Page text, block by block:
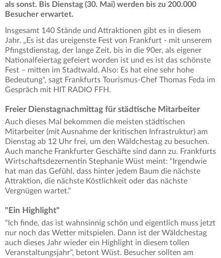
als sonst. Bis Dienstag (30. Mai) werden bis zu 200.000
Besucher erwartet.
Insgesamt 140 Stände und Attraktionen gibt es in diesem
Jahr. „Es ist das ureigenste Fest von Frankfurt - mit unserem
Pfingstdienstag, der lange Zeit, bis in die 90er, als eigener
Nationalfeiertag gefeiert worden ist und es ist das schönste
Fest – mitten im Stadtwald. Also: Es hat eine sehr hohe
Bedeutung", sagt Frankfurts Tourismus-Chef Thomas Feda im
Gespräch mit HIT RADIO FFH.
Freier Dienstagnachmittag für städtische Mitarbeiter
Auch dieses Mal bekommen die meisten städtischen
Mitarbeiter (mit Ausnahme der kritischen Infrastruktur) am
Dienstag ab 12 Uhr frei, um den Wäldchestag zu besuchen.
Auch manche Frankfurter Geschäfte sind dann zu. Frankfurts
Wirtschaftsdezernentin Stephanie Wüst meint: "Irgendwie
hat man das Gefühl, dass hinter jedem Baum die nächste
Attraktion, die nächste Köstlichkeit oder das nächste
Vergnügen wartet."
"Ein Highlight"
"Ich finde, das ist wahnsinnig schön und eigentlich muss jetzt
nur noch das Wetter mitspielen. Dann ist der Wäldchestag
auch dieses Jahr wieder ein Highlight in diesem tollen
Veranstaltungsjahr", betont Wüst. Besucher sollten am